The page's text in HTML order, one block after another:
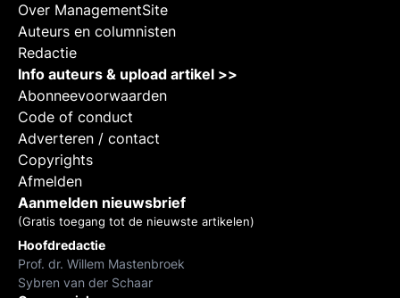
Over ManagementSite
Auteurs en columnisten
Redactie
Info auteurs & upload artikel >>
Abonneevoorwaarden
Code of conduct
Adverteren / contact
Copyrights
Afmelden
Aanmelden nieuwsbrief
(Gratis toegang tot de nieuwste artikelen)
Hoofdredactie
Prof. dr. Willem Mastenbroek
Sybren van der Schaar